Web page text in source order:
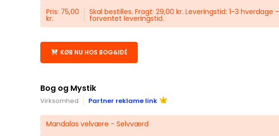
Pris: 75,00
kr.
Skal bestilles. Fragt: 29,00 kr. Leveringstid: 1-3 hverdage -
forventet leveringstid.
KØB NU HOS BOG&IDÉ
Bog og Mystik
Virksomhed Partner reklame link
Mandalas velvære - Selvværd